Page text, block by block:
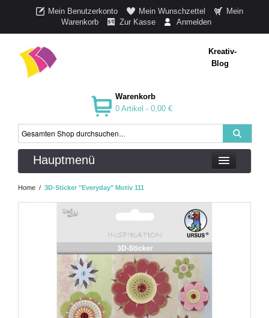
Mein Benutzerkonto Mein Wunschzettel
Mein
Warenkorb
Zur Kasse Anmelden
Kreativ-
Blog
Warenkorb
0 Artikel - 0,00 €
Hauptmenü
Home / 3D-Sticker "Everyday" Motiv 111